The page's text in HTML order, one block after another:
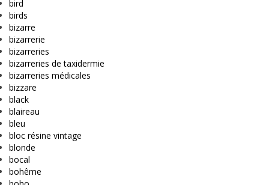
bird
birds
bizarre
bizarrerie
bizarreries
bizarreries de taxidermie
bizarreries médicales
bizzare
black
blaireau
bleu
bloc résine vintage
blonde
bocal
bohême